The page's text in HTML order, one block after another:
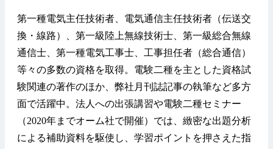
第一種電気主任技術者、電気通信主任技術者（伝送交
換・線路）、第一級陸上無線技術士、第一級総合無線
通信士、第一種電気工事士、工事担任者（総合通信）
等々の多数の資格を取得。電験二種を主とした資格試
験関連の著作のほか、弊社月刊誌記事の執筆など多方
面で活躍中。法人への出張講習や電験二種セミナー
（2020年までオーム社で開催）では、緻密な出題分析
による補助資料を駆使し、学習ポイントを押さえた指